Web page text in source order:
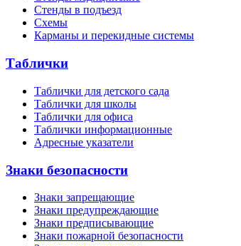
Стенды в подъезд
Схемы
Карманы и перекидные системы
Таблички
Таблички для детского сада
Таблички для школы
Таблички для офиса
Таблички информационные
Адресные указатели
Знаки безопасности
Знаки запрещающие
Знаки предупреждающие
Знаки предписывающие
Знаки пожарной безопасности